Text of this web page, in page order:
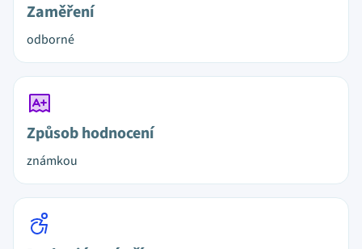
Zaměření
odborné
Způsob hodnocení
známkou